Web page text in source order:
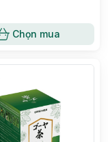
Chọn mua